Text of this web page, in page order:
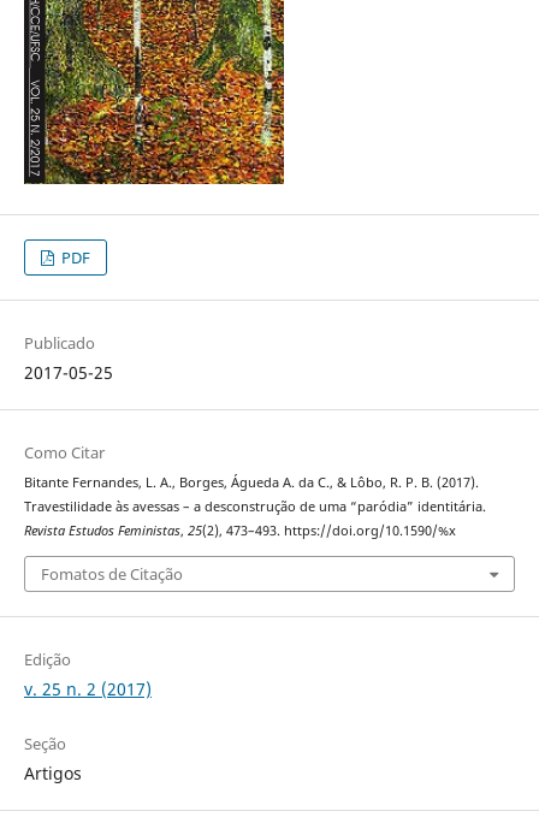
PDF
Publicado
2017-05-25
Como Citar
Bitante Fernandes, L. A., Borges, Águeda A. da C., & Lôbo, R. P. B. (2017).
Travestilidade às avessas – a desconstrução de uma “paródia” identitária.
Revista Estudos Feministas, 25(2), 473–493. https://doi.org/10.1590/%x
Fomatos de Citação
Edição
v. 25 n. 2 (2017)
Seção
Artigos